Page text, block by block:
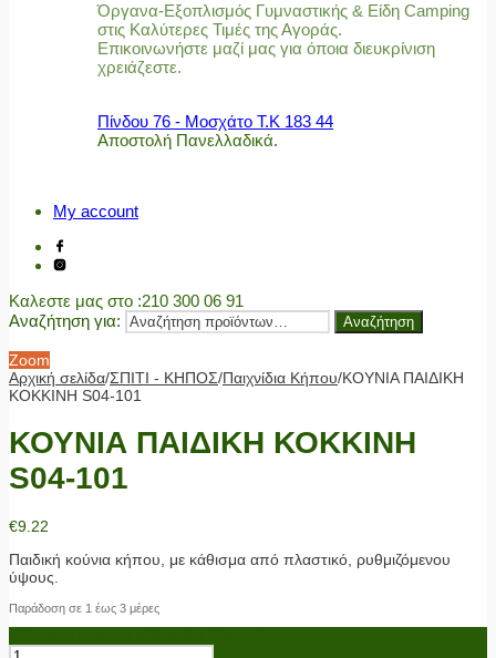
Όργανα-Εξοπλισμός Γυμναστικής & Είδη Camping
στις Καλύτερες Τιμές της Αγοράς.
Επικοινωνήστε μαζί μας για όποια διευκρίνιση
χρειάζεστε.
Πίνδου 76 - Μοσχάτο Τ.Κ 183 44
Αποστολή Πανελλαδικά.
My account
Καλεστε μας στο :210 300 06 91
Αναζήτηση για:
Αναζήτηση
Zoom
Αρχική σελίδα/ΣΠΙΤΙ - ΚΗΠΟΣ/Παιχνίδια Κήπου/ΚΟΥΝΙΑ ΠΑΙΔΙΚΗ
ΚΟΚΚΙΝΗ S04-101
ΚΟΥΝΙΑ ΠΑΙΔΙΚΗ ΚΟΚΚΙΝΗ
S04-101
€9.22
Παιδική κούνια κήπου, με κάθισμα από πλαστικό, ρυθμιζόμενου
ύψους.
Παράδοση σε 1 έως 3 μέρες